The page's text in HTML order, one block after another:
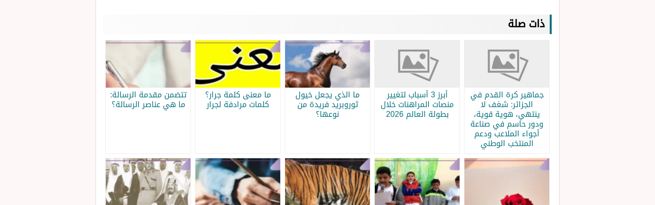
ذات صلة
جماهير كرة القدم في
الجزائر: شغف لا
ينتهي، هوية قوية،
ودور حاسم في صناعة
أجواء الملاعب ودعم
المنتخب الوطني
أبرز 3 أسباب لتغيير
منصات المراهنات خلال
بطولة العالم 2026
ما الذي يجعل خيول
ثوروبريد فريدة من
نوعها؟
ما معنى كلمة جرار؟
كلمات مرادفة لجرار
تتضمن مقدمة الرسالة:
ما هي عناصر الرسالة؟